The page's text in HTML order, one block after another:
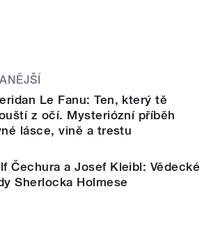
Le Fanu: Ten, který tě
z očí. Mysteriózní příběh
lásce, vině a trestu
Čechura a Josef Kleibl: Vědecké
Sherlocka Holmese